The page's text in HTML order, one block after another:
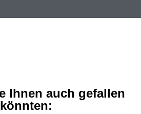
Ihnen auch gefallen
könnten: